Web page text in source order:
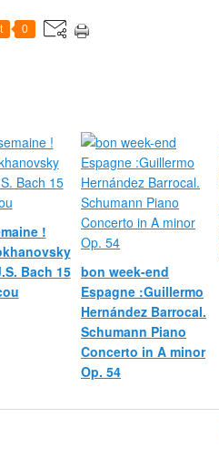
0
!
Bach 15 bon week-end
Espagne :Guillermo
Hernández Barrocal.
Schumann Piano
Concerto in A minor
Op. 54